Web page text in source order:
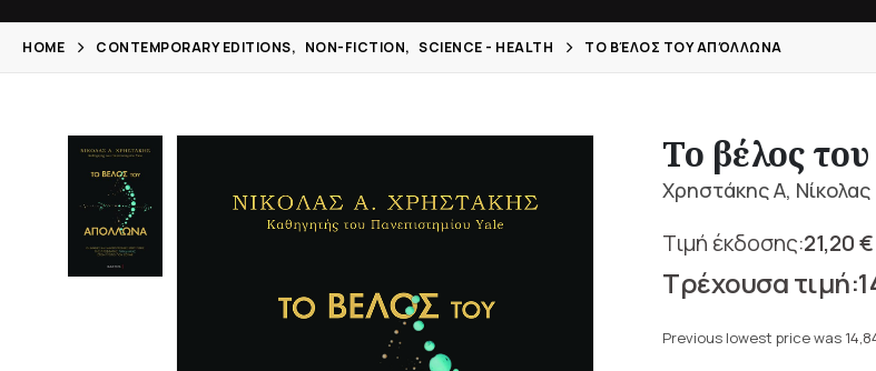
HOME CONTEMPORARY EDITIONS, NON-FICTION, SCIENCE - HEALTH ΤΟ ΒΈΛΟΣ ΤΟΥ ΑΠΌΛΛΩΝΑ
Το βέλος
Χρηστάκης Α, Νίκολας
21,20€
Original
price
was:
21,20 €.
price
Previous lowest price was